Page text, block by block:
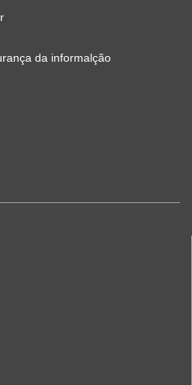
da informalção